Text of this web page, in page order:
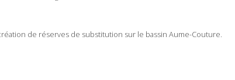
création de réserves de substitution sur le bassin Aume-Couture.